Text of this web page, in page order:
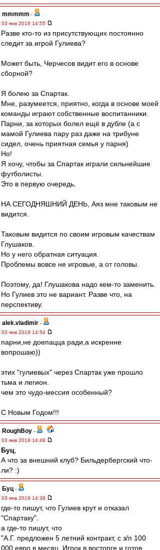
mmmmm -
03 янв 2019 14:55
Разве кто-то из присутствующих постоянно
следит за игрой Гулиева?
Может быть, Черчесов видит его в основе
сборной?
Я болею за Спартак.
Мне, разумеется, приятно, когда в основе моей
команды играют собственные воспитанники.
Парни, за которых болел ещё в дубле (а с
мамой Гулиева пару раз даже на трибуне
сидел, очень приятная семья у парня)
Но!
Я хочу, чтобы за Спартак играли сильнейшие
футболисты.
Это в первую очередь.
НА СЕГОДНЯШНИЙ ДЕНЬ, Аяз мне таковым не
видится.
Таковым видится по своим игровым качествам
Глушаков.
Но у него обратная ситуация.
Проблемы вовсе не игровые, а от головы.
Поэтому, да! Глушакова надо кем-то заменить.
Но Гулиев это не вариант. Разве что, на
перспективу.
alek.vladimir -
03 янв 2019 14:54
парни,не доепацца ради,а искренне
вопрошаю))
этих "гулиевых" через Спартак уже прошло
тьма и легион.
чем это чудо-мессия особенный?
С Новым Годом!!!
RoughBoy -
03 янв 2019 14:48
Буц
А что за внешний клуб? Бильдербергский что-
ли? :)
Буц -
03 янв 2019 14:38
где-то пишут, что Гулиев крут и отказал
"Спартаку".
а где-то пишут, что
"А.Г. предложен 5 летний контракт, с з/п 100
000 евро в месяц. Игрок в восторге и готов